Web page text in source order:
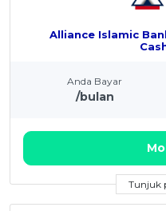
Alliance Islamic
Anda Bayar
/bulan
Tunjuk